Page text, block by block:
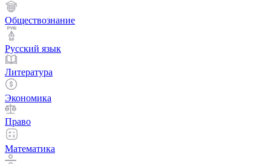
Обществознание
Русский язык
Литература
Экономика
Право
Математика